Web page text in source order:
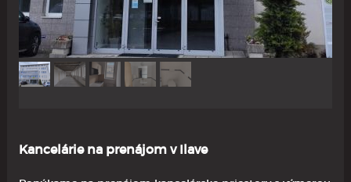
Kancelárie na prenájom v Ilave